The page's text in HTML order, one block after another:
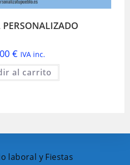
€ IVA inc.
al carrito
laboral y Fiestas